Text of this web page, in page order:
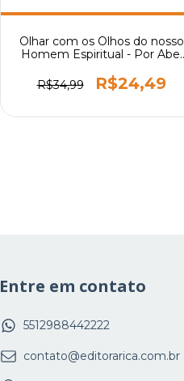
Olhar com os Olhos do nosso
Homem Espiritual - Por Abel
R$34,99
R$24,49
Entre em contato
5512988442222
contato@editorarica.com.br